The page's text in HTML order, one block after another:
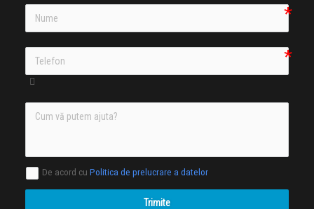
De acord cu Politica de prelucrare a datelor
Trimite